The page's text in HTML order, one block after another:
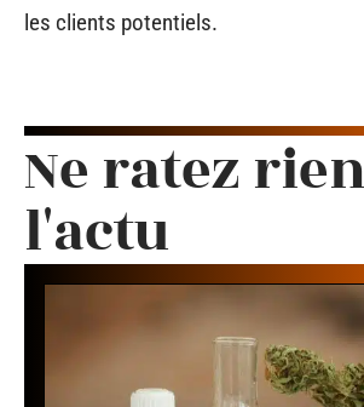
les clients potentiels.
Ne ratez
l'actu